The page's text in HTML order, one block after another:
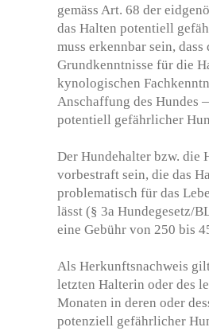
gemäss Art. 68 der
das Halten potentiell
muss erkennbar sein,
Grundkenntnisse für die
kynologischen
Anschaffung des Hundes
potentiell gefährlicher
Der Hundehalter bzw. die
vorbestraft sein, die das
problematisch für das
lässt (§ 3a Hundegesetz/
eine Gebühr von 250 bis
Als Herkunftsnachweis
letzten Halterin oder des
Monaten in deren oder
potenziell gefährlicher